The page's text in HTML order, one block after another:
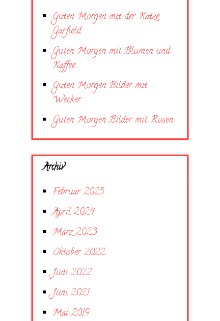
Guten Morgen mit der Katze
Garfield
Guten Morgen mit Blumen und
Kaffee
Guten Morgen Bilder mit
Wecker
Guten Morgen Bilder mit Rosen
Archiv
Februar 2025
April 2024
März 2023
Oktober 2022
Juni 2022
Juni 2021
Mai 2019